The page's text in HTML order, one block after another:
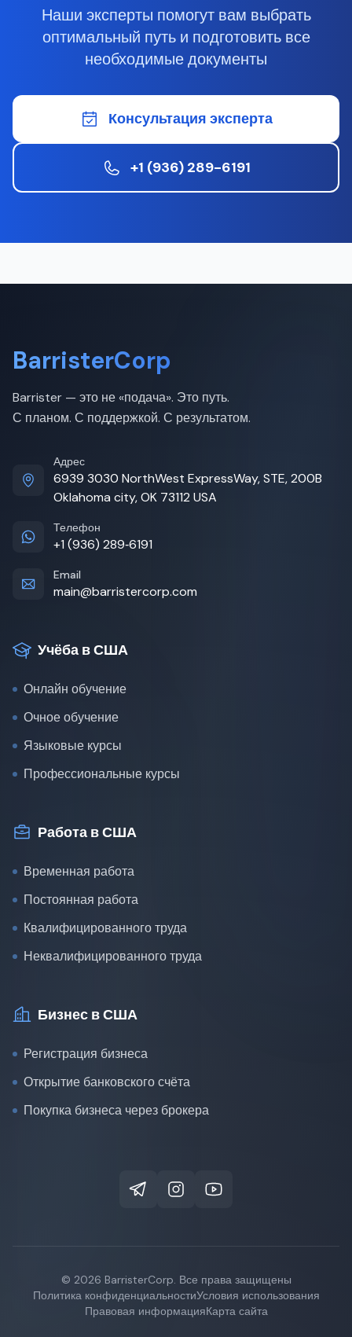
Наши эксперты помогут вам выбрать
оптимальный путь и подготовить все
необходимые документы
Консультация эксперта
+1 (936) 289-6191
BarristerCorp
Barrister — это не «подача». Это путь.
С планом. С поддержкой. С результатом.
Адрес
6939 3030 NorthWest ExpressWay, STE, 200B
Oklahoma city, OK 73112 USA
Телефон
+1 (936) 289‑6191
Email
main@barristercorp.com
Учёба в США
Онлайн обучение
Очное обучение
Языковые курсы
Профессиональные курсы
Работа в США
Временная работа
Постоянная работа
Квалифицированного труда
Неквалифицированного труда
Бизнес в США
Регистрация бизнеса
Открытие банковского счёта
Покупка бизнеса через брокера
© 2026 BarristerCorp. Все права защищены
Политика конфиденциальностиУсловия использования
Правовая информацияКарта сайта